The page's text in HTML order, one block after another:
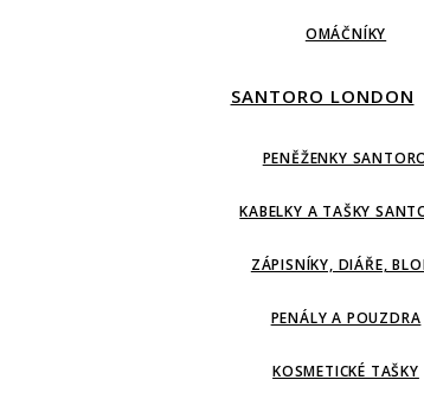
OMÁČNÍKY
SANTORO LONDON
PENĚŽENKY
KABELKY A TAŠKY
ZÁPISNÍKY, DIÁŘE,
PENÁLY A POUZDRA
KOSMETICKÉ TAŠKY